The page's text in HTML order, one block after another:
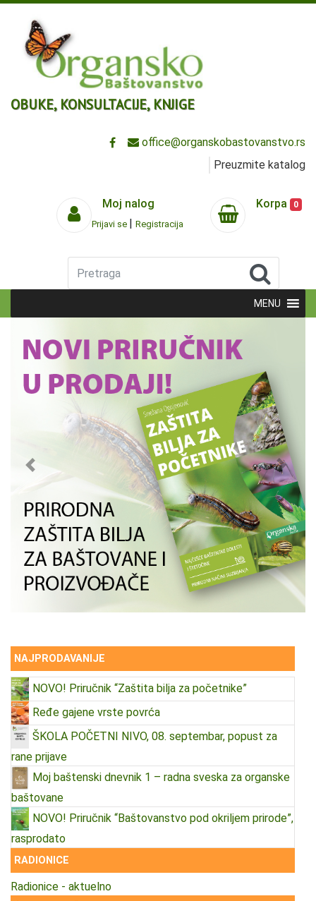
OBUKE, KONSULTACIJE, KNJIGE
office@organskobastovanstvo.rs
Preuzmite katalog
Moj nalog
Prijavi se | Registracija
Korpa 0
Pretraga
MENU
Previous Next
NAJPRODAVANIJE
NOVO! Priručnik “Zaštita bilja za početnike”
Ređe gajene vrste povrća
ŠKOLA POČETNI NIVO, 08. septembar, popust za
rane prijave
Moj baštenski dnevnik 1 – radna sveska za organske
baštovane
NOVO! Priručnik “Baštovanstvo pod okriljem prirode”,
rasprodato
RADIONICE
Radionice - aktuelno